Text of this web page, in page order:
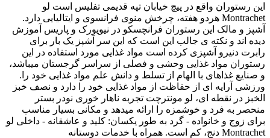
این رستوران واقع در پیچ خیابان تپه قدیمی تفلیس است لو
Montrachet هردو هفته، چرخش منوی فرانسوی و ایتالیایی دارد.
آشپز و مالک این رستوران فرانچسکو در نیویورک و پاریس آموزش
دیده اند و نکته ی جالب این است که این سر آشپز یک بار برای
رابرت دنیرو آشپزی کرده است مواد غذایی مورد استفاده در این
رستوران مواد غذایی وحشی و فصلی از سراسر گرجستان میباشد،
و صنایع غذاهای با الهام از تسلط و دانش علم مواد غذایی خود را.
ورزشی آرایه ای از حفاظت از مواد غذایی خود را دارد و نصف خبز
الخبز در نقطه ای، لو مونترچت تجربه ناهار خوری نودر بستر
منحصر به فرد و خوشمزه را ارائه میدهد و مکانی بسیار مناسب
برای زوج و خانواده - گرد به طور یکسان: کلید و عاشقانه - داخلی لو
Montrachet دنج، کم است. همراه با خدمات دوستانه